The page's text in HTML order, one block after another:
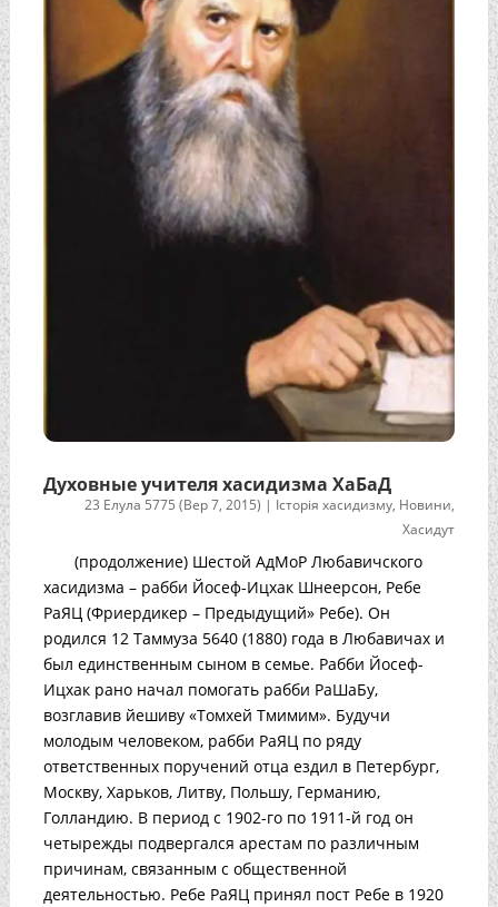
Духовные учителя хасидизма ХаБаД
23 Елула 5775 (Вер 7, 2015) | Історія хасидизму, Новини,
Хасидут
(продолжение) Шестой АдМоР Любавичского
хасидизма – рабби Йосеф-Ицхак Шнеерсон, Ребе
РаЯЦ (Фриердикер – Предыдущий» Ребе). Он
родился 12 Таммуза 5640 (1880) года в Любавичах и
был единственным сыном в семье. Рабби Йосеф-
Ицхак рано начал помогать рабби РаШаБу,
возглавив йешиву «Томхей Тмимим». Будучи
молодым человеком, рабби РаЯЦ по ряду
ответственных поручений отца ездил в Петербург,
Москву, Харьков, Литву, Польшу, Германию,
Голландию. В период с 1902-го по 1911-й год он
четырежды подвергался арестам по различным
причинам, связанным с общественной
деятельностью. Ребе РаЯЦ принял пост Ребе в 1920